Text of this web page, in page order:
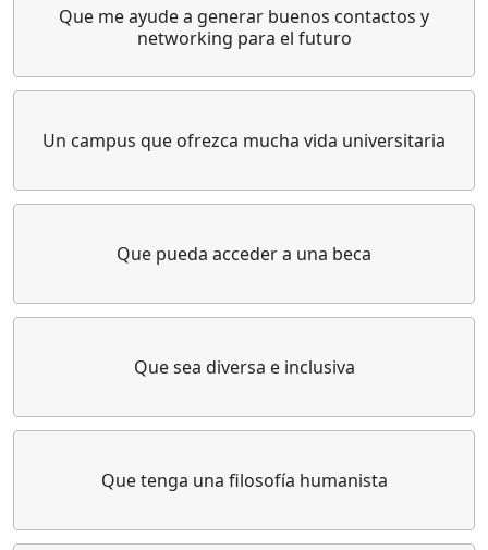
Que me ayude a generar buenos contactos y
networking para el futuro
Un campus que ofrezca mucha vida universitaria
Que pueda acceder a una beca
Que sea diversa e inclusiva
Que tenga una filosofía humanista